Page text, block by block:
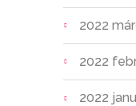
2022
2022
2022